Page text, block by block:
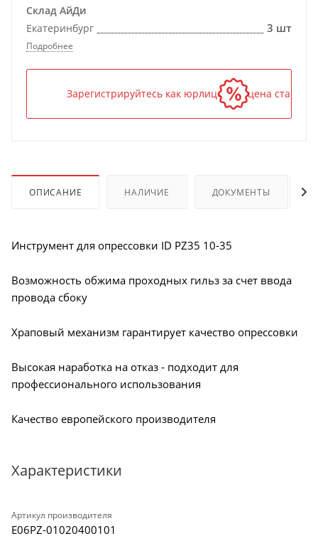
Склад АйДи
Екатеринбург
3 шт
Подробнее
Зарегистрируйтесь как юрлицо — и цена станет
ОПИСАНИЕ НАЛИЧИЕ ДОКУМЕНТЫ
Инструмент для опрессовки ID PZ35 10-35
Возможность обжима проходных гильз за счет ввода
провода сбоку
Храповый механизм гарантирует качество опрессовки
Высокая наработка на отказ - подходит для
профессионального использования
Качество европейского производителя
Характеристики
Артикул производителя
E06PZ-01020400101